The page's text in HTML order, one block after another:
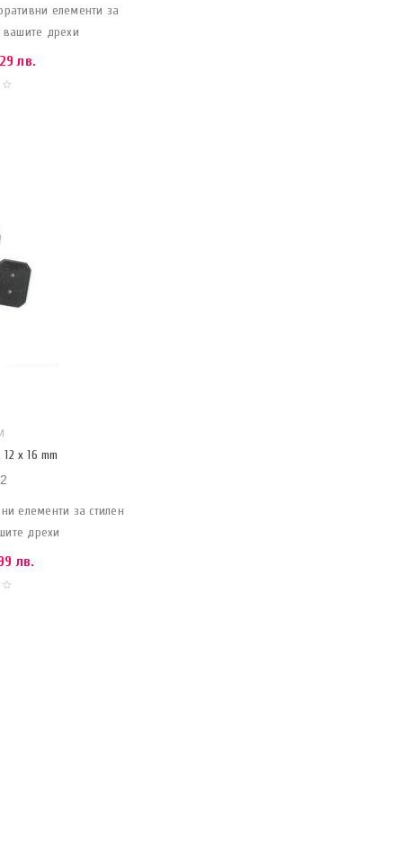
елементи за
вашите дрехи
лв.
x 16 mm
елементи за стилен
дрехи
лв.